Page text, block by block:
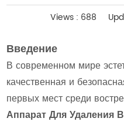
Views : 688
Введение
В современном мире
качественная и
первых мест среди
Аппарат Для